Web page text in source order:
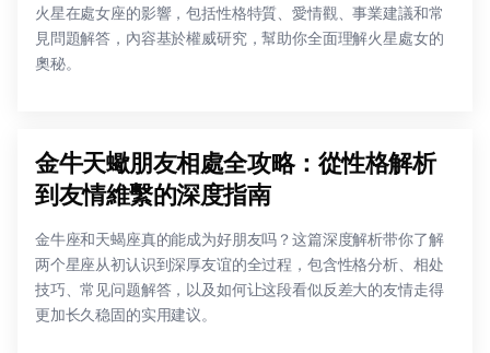
火星在處女座的影響，包括性格特質、愛情觀、事業建議和常
見問題解答，內容基於權威研究，幫助你全面理解火星處女的
奧秘。
金牛天蠍朋友相處全攻略：從性格解析
到友情維繫的深度指南
金牛座和天蝎座真的能成为好朋友吗？这篇深度解析带你了解
两个星座从初认识到深厚友谊的全过程，包含性格分析、相处
技巧、常见问题解答，以及如何让这段看似反差大的友情走得
更加长久稳固的实用建议。